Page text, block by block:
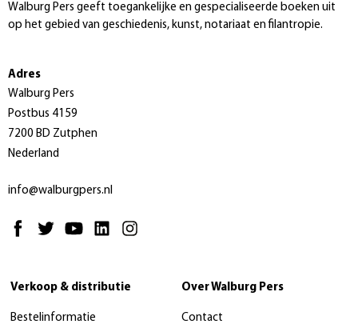
Walburg Pers geeft toegankelijke en gespecialiseerde boeken uit
op het gebied van geschiedenis, kunst, notariaat en filantropie.
Adres
Walburg Pers
Postbus 4159
7200 BD Zutphen
Nederland
info@walburgpers.nl
Verkoop & distributie
Bestelinformatie
Over Walburg Pers
Contact